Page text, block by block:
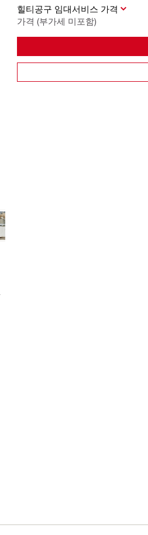
힐티공구 임대서비스 가격
가격 (부가세 미포함)